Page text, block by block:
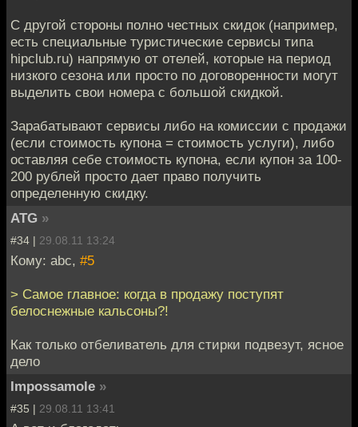
С другой стороны полно честных скидок (например,
есть специальные туристические сервисы типа
hipclub.ru) напрямую от отелей, которые на период
низкого сезона или просто по договоренности могут
выделить свои номера с большой скидкой.
Зарабатывают сервисы либо на комиссии с продажи
(если стоимость купона = стоимость услуги), либо
оставляя себе стоимость купона, если купон за 100-
200 рублей просто дает право получить
определенную скидку.
ATG »
#34 | 29.08.11 13:24
Кому: abc, #5
> Самое главное: когда в продажу поступят
белоснежные кальсоны?!
Как только отбеливатель для стирки подвезут, ясное
дело
Impossamole »
#35 | 29.08.11 13:41